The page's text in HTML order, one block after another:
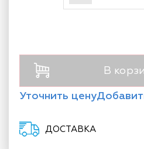
В
Уточнить цену
ДОСТАВКА